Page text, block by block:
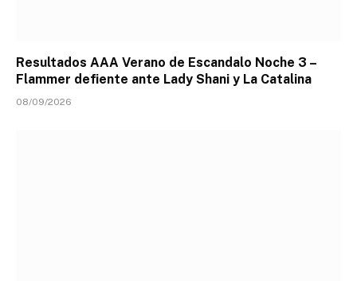
Resultados AAA Verano de Escandalo Noche 3 –
Flammer defiente ante Lady Shani y La Catalina
08/09/2026